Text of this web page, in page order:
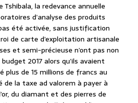
Tshibala, la redevance annuelle
d’analyse des produits
été activée, sans justification
de carte d’exploitation artisanale
et semi-précieuse n’ont pas non
2017 alors qu’ils avaient
de 15 millions de francs au
de la taxe ad valorem à payer à
du diamant et des pierres de